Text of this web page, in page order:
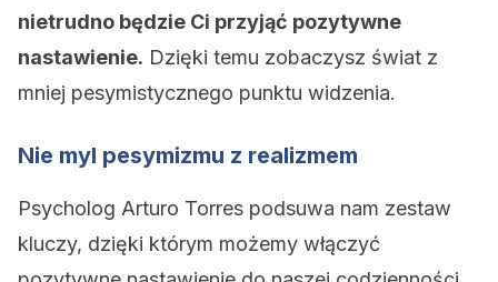
nietrudno będzie Ci przyjąć pozytywne
nastawienie. Dzięki temu zobaczysz świat z
mniej pesymistycznego punktu widzenia.
Nie myl pesymizmu z realizmem
Psycholog Arturo Torres podsuwa nam zestaw
kluczy, dzięki którym możemy włączyć